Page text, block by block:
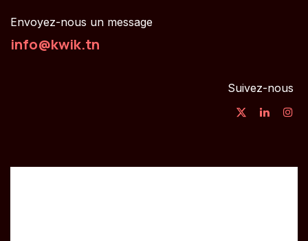
Envoyez-nous un message
info@kwik.tn
Suivez-nous